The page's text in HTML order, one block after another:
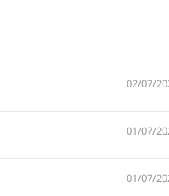
02/07/
01/07/
01/07/